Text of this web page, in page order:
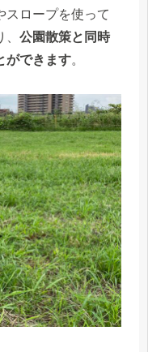
スロープを使って
公園散策と同時
ができます。